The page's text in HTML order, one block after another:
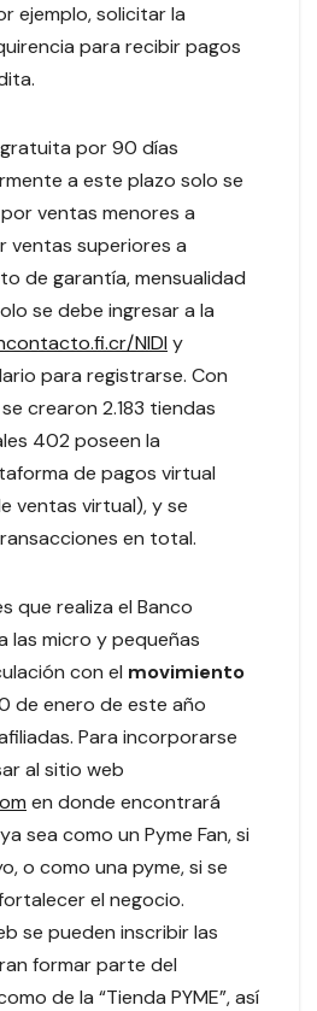
ejemplo, solicitar la
para recibir pagos
por 90 días
a este plazo solo se
por ventas menores a
ventas superiores a
de garantía, mensualidad
se debe ingresar a la
NIDI y
para registrarse. Con
crearon 2.183 tiendas
402 poseen la
de pagos virtual
ventas virtual), y se
en total.
que realiza el Banco
las micro y pequeñas
con el movimiento
de enero de este año
Para incorporarse
al sitio web
en donde encontrará
sea como un Pyme Fan, si
o como una pyme, si se
el negocio.
se pueden inscribir las
formar parte del
de la “Tienda PYME”, así